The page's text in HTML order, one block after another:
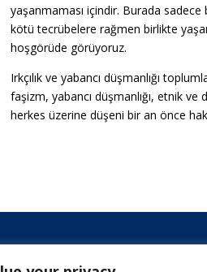
yaşanmaması içindir. Burada
kötü tecrübelere rağmen birlikte
hoşgörüde görüyoruz.
Irkçılık ve yabancı düşmanlığı
faşizm, yabancı düşmanlığı, etnik
herkes üzerine düşeni bir an önce